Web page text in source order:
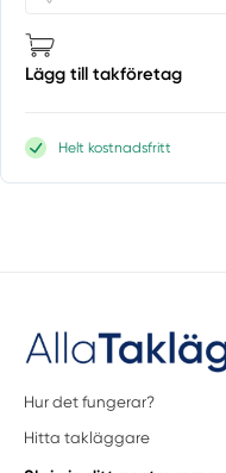
Lägg till takföretag
Helt kostnadsfritt
Hur det fungerar?
Hitta takläggare